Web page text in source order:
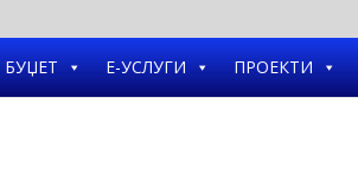
Е-УСЛУГИ ПРОЕКТИ